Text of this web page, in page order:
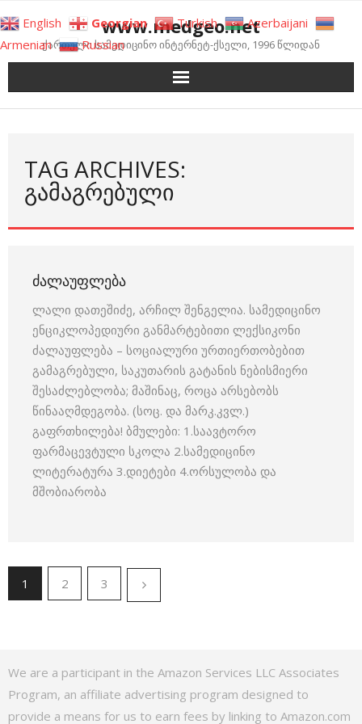
to
content
www.medgeo.net
ქართული სამედიცინო ინტერნეტ-ქსელი, 1996 წლიდან
TAG ARCHIVES:
ᲒᲐᲛᲐᲒᲠᲔᲑᲣᲚᲘ
ᲫᲐᲚᲐᲣᲤᲚᲔᲑᲐ
ლალი დათეშიძე, არჩილ შენგელია. სამედიცინო
ენციკლოპედიური განმარტებითი ლექსიკონი
ძალაუფლება – სოციალური ურთიერთობებით
გამაგრებული, საკუთარის გატანის ნებისმიერი
შესაძლებლობა; მაშინაც, როცა არსებობს
წინააღმდეგობა. (სოც. და მარკ.კვლ.)
გაფრთხილება! ბმულები: 1.საავტორო
ფარმაცევტული სკოლა 2.სამედიცინო
ლიტერატურა 3.დიეტები 4.ორსულობა და
მშობიარობა
1 2 3
We are a participant in the Amazon Services LLC Associates
Program, an affiliate advertising program designed to
provide a means for us to earn fees by linking to Amazon.com
English Georgian Turkish
Azerbaijani
Armenian
Russian